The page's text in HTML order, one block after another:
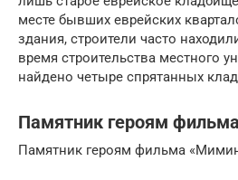
месте бывших еврейских
здания, строители часто
время строительства местного
найдено четыре спрятанных
Памятник героям
Памятник героям фильма